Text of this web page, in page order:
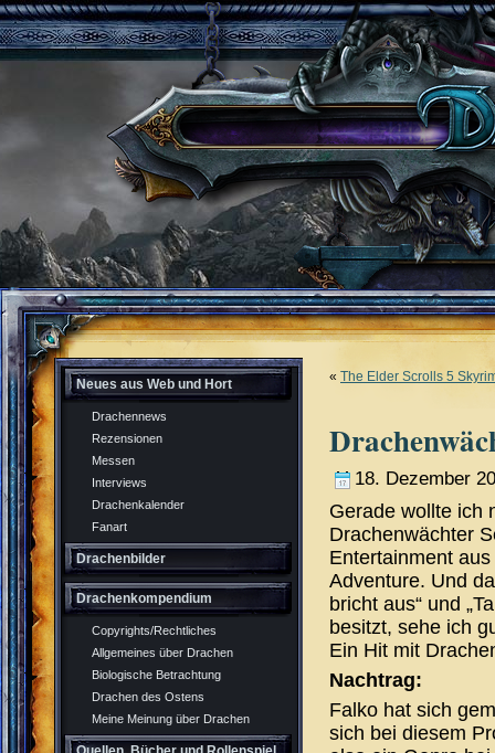
Neues aus Web und Hort
Drachennews
Rezensionen
Messen
Interviews
Drachenkalender
Fanart
Drachenbilder
Drachenkompendium
Copyrights/Rechtliches
Allgemeines über Drachen
Biologische Betrachtung
Drachen des Ostens
Meine Meinung über Drachen
« The Elder Scrolls 5
18. Dezember
Gerade wollte ich
Drachenwächter
Entertainment
Adventure. Und
bricht aus“ und
besitzt, sehe ich
Ein Hit mit
Nachtrag:
Falko hat sich
sich bei diesem